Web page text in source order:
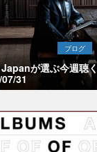
ブログ
が選ぶ今週聴
31